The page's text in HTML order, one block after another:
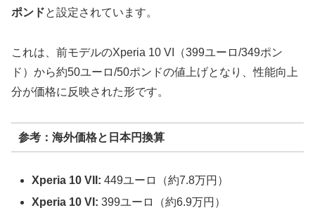
ポンドと設定されています。
これは、前モデルのXperia 10 VI（399ユーロ/349ポン
ド）から約50ユーロ/50ポンドの値上げとなり、性能向上
分が価格に反映された形です。
参考：海外価格と日本円換算
Xperia 10 VII: 449ユーロ（約7.8万円）
Xperia 10 VI: 399ユーロ（約6.9万円）